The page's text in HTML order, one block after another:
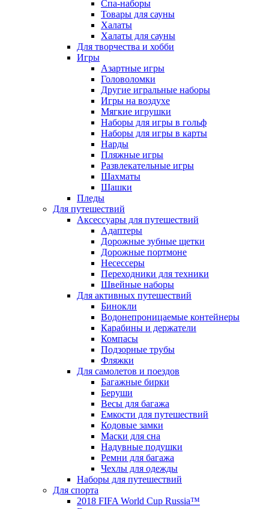
Спа-наборы
Товары для сауны
Халаты
Халаты для сауны
Для творчества и хобби
Игры
Азартные игры
Головоломки
Другие игральные наборы
Игры на воздухе
Мягкие игрушки
Наборы для игры в гольф
Наборы для игры в карты
Нарды
Пляжные игры
Развлекательные игры
Шахматы
Шашки
Пледы
Для путешествий
Аксессуары для путешествий
Адаптеры
Дорожные зубные щетки
Дорожные портмоне
Несессеры
Переходники для техники
Швейные наборы
Для активных путешествий
Бинокли
Водонепроницаемые контейнеры
Карабины и держатели
Компасы
Подзорные трубы
Фляжки
Для самолетов и поездов
Багажные бирки
Беруши
Весы для багажа
Емкости для путешествий
Кодовые замки
Маски для сна
Надувные подушки
Ремни для багажа
Чехлы для одежды
Наборы для путешествий
Для спорта
2018 FIFA World Cup Russia™